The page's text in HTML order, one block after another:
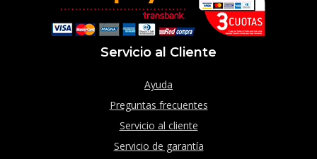
Servicio al Cliente
Ayuda
Preguntas frecuentes
Servicio al cliente
Servicio de garantía